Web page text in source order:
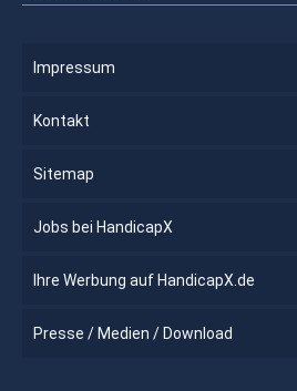
Impressum
Kontakt
Sitemap
Jobs bei HandicapX
Ihre Werbung auf HandicapX.de
Presse / Medien / Download